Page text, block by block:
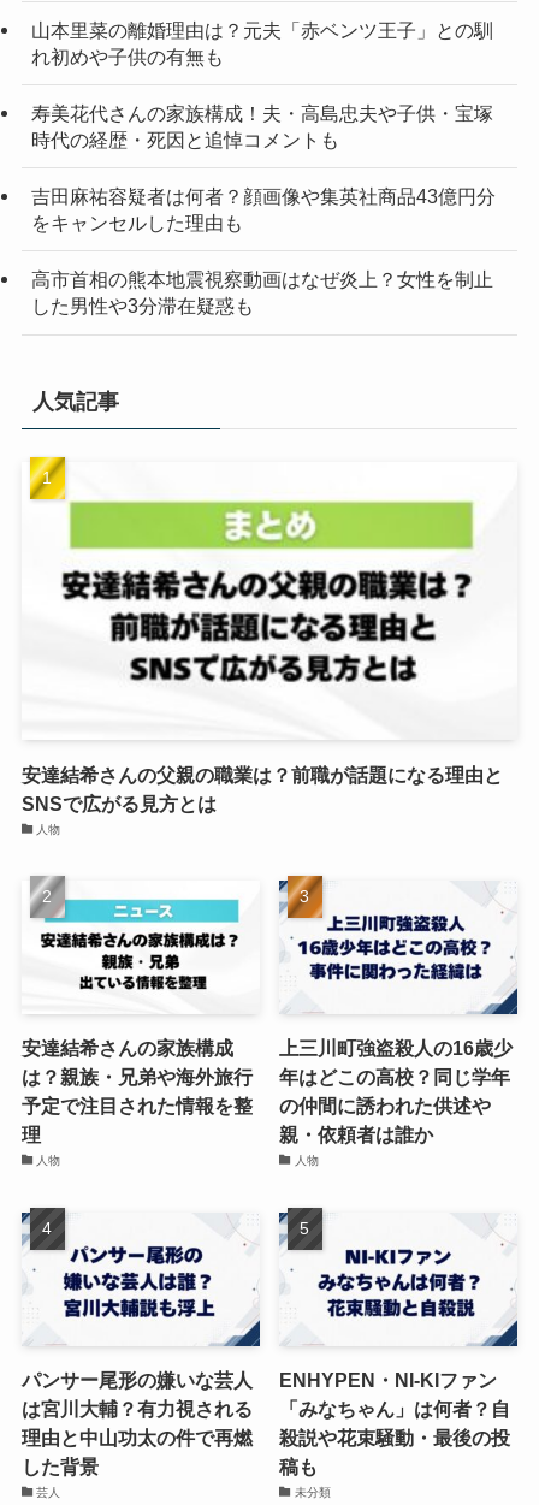
山本里菜の離婚理由は？元夫「赤ベンツ王子」との馴
れ初めや子供の有無も
寿美花代さんの家族構成！夫・高島忠夫や子供・宝塚
時代の経歴・死因と追悼コメントも
吉田麻祐容疑者は何者？顔画像や集英社商品43億円分
をキャンセルした理由も
高市首相の熊本地震視察動画はなぜ炎上？女性を制止
した男性や3分滞在疑惑も
人気記事
安達結希さんの父親の職業は？前職が話題になる理由と
SNSで広がる見方とは
人物
安達結希さんの家族構成
は？親族・兄弟や海外旅行
予定で注目された情報を整
理
人物
上三川町強盗殺人の16歳少
年はどこの高校？同じ学年
の仲間に誘われた供述や
親・依頼者は誰か
人物
パンサー尾形の嫌いな芸人
は宮川大輔？有力視される
理由と中山功太の件で再燃
した背景
芸人
ENHYPEN・NI-KIファン
「みなちゃん」は何者？自
殺説や花束騒動・最後の投
稿も
未分類